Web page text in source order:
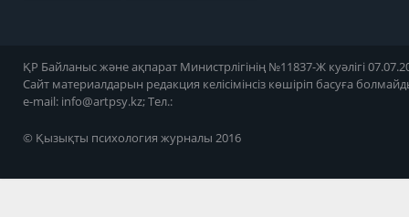
ҚР Байланыс және ақпарат Министрлігінің №11837-Ж куәлігі
Сайт материалдарын редакция келісімінсіз көшіріп басуға
e-mail: info@artpsy.kz; Тел.:
© Қызықты психология журналы 2016